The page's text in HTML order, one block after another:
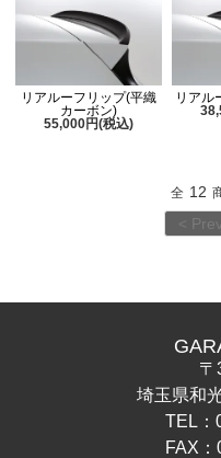
リアルーフリップ(平織
カーボン)
55,000円(税込)
リアル
全 12
< Prev
〒
埼玉県和
TEL：
FAX